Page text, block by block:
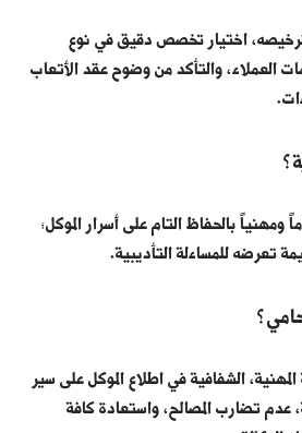
اختيار تخصص دقيق في نوع
العملاء، والتأكد من وضوح عقد الأتعاب
ومهنياً بالحفاظ التام على أسرار الموكل؛
تعرضه للمساءلة التأديبية.
الشفافية في اطلاع الموكل على سير
عدم تضارب المصالح، واستعادة كافة